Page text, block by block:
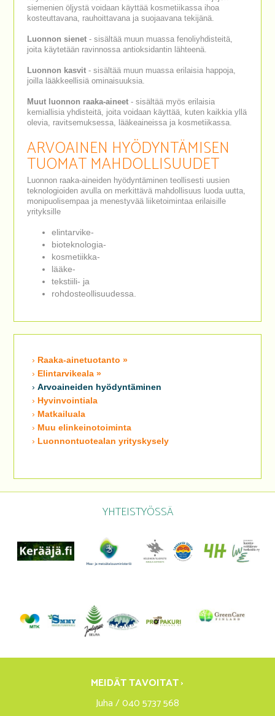
siemenien öljystä voidaan käyttää kosmetiikassa ihoa
kosteuttavana, rauhoittavana ja suojaavana tekijänä.
Luonnon sienet- sisältää muun muassa fenoliyhdisteitä,
joita käytetään ravinnossa antioksidantin lähteenä.
Luonnon kasvit- sisältää muun muassa erilaisia happoja,
joilla lääkkeellisiä ominaisuuksia.
Muut luonnon raaka-aineet- sisältää myös erilaisia
kemiallisia yhdisteitä, joita voidaan käyttää, kuten kaikkia yllä
olevia, ravitsemuksessa, lääkeaineissa ja kosmetiikassa.
ARVOAINEN HYÖDYNTÄMISEN
TUOMAT MAHDOLLISUUDET
Luonnon raaka-aineiden hyödyntäminen teollisesti uusien
teknologioiden avulla on merkittävä mahdollisuus luoda uutta,
monipuolisempaa ja menestyvää liiketoimintaa erilaisille
yrityksille
elintarvike-
bioteknologia-
kosmetiikka-
lääke-
tekstiili- ja
rohdosteollisuudessa.
Raaka-ainetuotanto »
Elintarvikeala »
Arvoaineiden hyödyntäminen
Hyvinvointiala
Matkailuala
Muu elinkeinotoiminta
Luonnontuotealan yrityskysely
YHTEISTYÖSSÄ
MEIDÄT TAVOITAT ›
Juha / 040 5737 568